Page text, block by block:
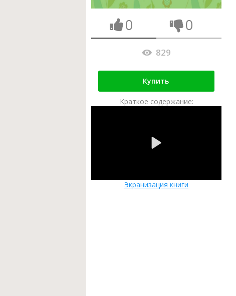
0 0
829
Купить
Краткое содержание:
Экранизация книги